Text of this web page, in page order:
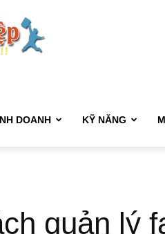
DOANH KỸ NĂNG
quản lý